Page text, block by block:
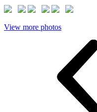
View more photos